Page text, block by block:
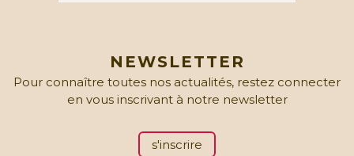
NEWSLETTER
Pour connaître toutes nos actualités, restez connecter
en vous inscrivant à notre newsletter
s'inscrire